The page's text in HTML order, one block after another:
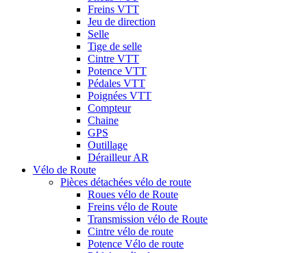
Freins VTT
Jeu de direction
Selle
Tige de selle
Cintre VTT
Potence VTT
Pédales VTT
Poignées VTT
Compteur
Chaine
GPS
Outillage
Dérailleur AR
Vélo de Route
Pièces détachées vélo de route
Roues vélo de Route
Freins vélo de Route
Transmission vélo de Route
Cintre vélo de route
Potence Vélo de route